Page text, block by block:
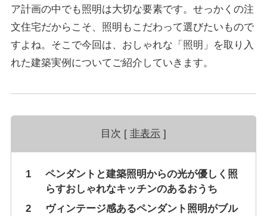
ア計画の中でも照明は大切な要素です。せっかくの注
文住宅だからこそ、照明もこだわって選びたいもので
すよね。そこで今回は、おしゃれな「照明」を取り入
れた建築実例についてご紹介していきます。
目次 [ 非表示 ]
1
ペンダントと建築照明からの光が優しく照
らすおしゃれなキッチンのあるおうち
2
ヴィンテージ感あるペンダント照明がブル